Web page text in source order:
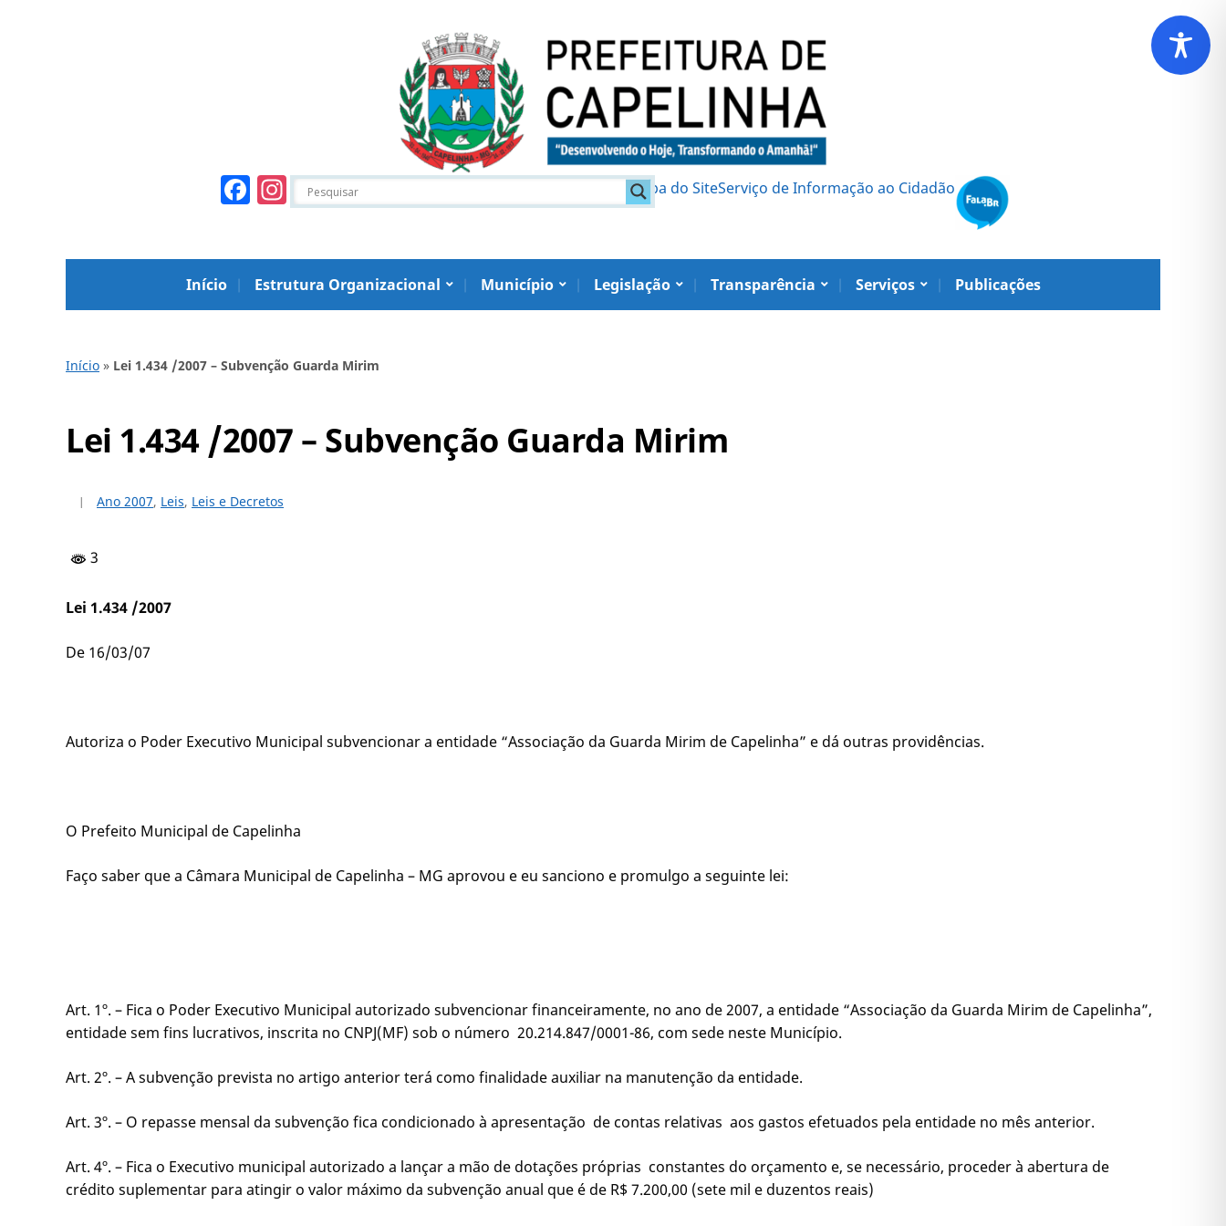
Facebook
Instagram Mapa do SiteServiço de Informação ao Cidadão
Início Estrutura Organizacional Município Legislação Transparência Serviços Publicações
Início » Lei 1.434 /2007 – Subvenção Guarda Mirim
Lei 1.434 /2007 – Subvenção Guarda Mirim
Ano 2007, Leis, Leis e Decretos
3
Lei 1.434 /2007
De 16/03/07
Autoriza o Poder Executivo Municipal subvencionar a entidade “Associação da Guarda Mirim de Capelinha” e dá outras providências.
O Prefeito Municipal de Capelinha
Faço saber que a Câmara Municipal de Capelinha – MG aprovou e eu sanciono e promulgo a seguinte lei:
Art. 1º. – Fica o Poder Executivo Municipal autorizado subvencionar financeiramente, no ano de 2007, a entidade “Associação da Guarda Mirim de Capelinha”,
entidade sem fins lucrativos, inscrita no CNPJ(MF) sob o número 20.214.847/0001-86, com sede neste Município.
Art. 2º. – A subvenção prevista no artigo anterior terá como finalidade auxiliar na manutenção da entidade.
Art. 3º. – O repasse mensal da subvenção fica condicionado à apresentação de contas relativas aos gastos efetuados pela entidade no mês anterior.
Art. 4º. – Fica o Executivo municipal autorizado a lançar a mão de dotações próprias constantes do orçamento e, se necessário, proceder à abertura de
crédito suplementar para atingir o valor máximo da subvenção anual que é de R$ 7.200,00 (sete mil e duzentos reais)